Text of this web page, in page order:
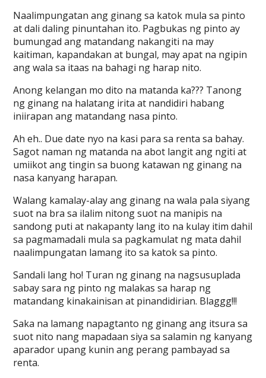
Naalimpungatan ang ginang sa katok mula sa pinto
at dali daling pinuntahan ito. Pagbukas ng pinto ay
bumungad ang matandang nakangiti na may
kaitiman, kapandakan at bungal, may apat na ngipin
ang wala sa itaas na bahagi ng harap nito.
Anong kelangan mo dito na matanda ka??? Tanong
ng ginang na halatang irita at nandidiri habang
iniirapan ang matandang nasa pinto.
Ah eh.. Due date nyo na kasi para sa renta sa bahay.
Sagot naman ng matanda na abot langit ang ngiti at
umiikot ang tingin sa buong katawan ng ginang na
nasa kanyang harapan.
Walang kamalay-alay ang ginang na wala pala siyang
suot na bra sa ilalim nitong suot na manipis na
sandong puti at nakapanty lang ito na kulay itim dahil
sa pagmamadali mula sa pagkamulat ng mata dahil
naalimpungatan lamang ito sa katok sa pinto.
Sandali lang ho! Turan ng ginang na nagsusuplada
sabay sara ng pinto ng malakas sa harap ng
matandang kinakainisan at pinandidirian. Blaggg!!!
Saka na lamang napagtanto ng ginang ang itsura sa
suot nito nang mapadaan siya sa salamin ng kanyang
aparador upang kunin ang perang pambayad sa
renta.